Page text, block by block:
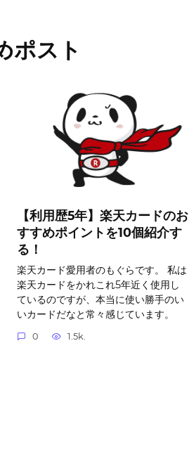
ポスト
【利用歴5年】楽天カードのお
すすめポイントを10個紹介す
る！
楽天カード愛用者のもぐらです。 私は
楽天カードをかれこれ5年近く使用し
ているのですが、本当に使い勝手のい
いカードだなと常々感じています。
0 1.5k.